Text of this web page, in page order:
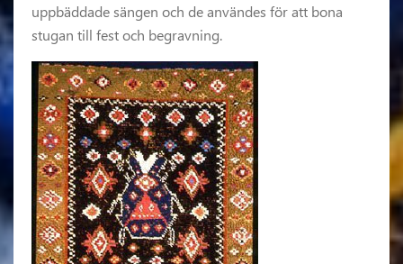
uppbäddade sängen och de användes för att bona
stugan till fest och begravning.